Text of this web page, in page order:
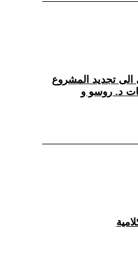
الى تجديد المشروع
د. روسو و